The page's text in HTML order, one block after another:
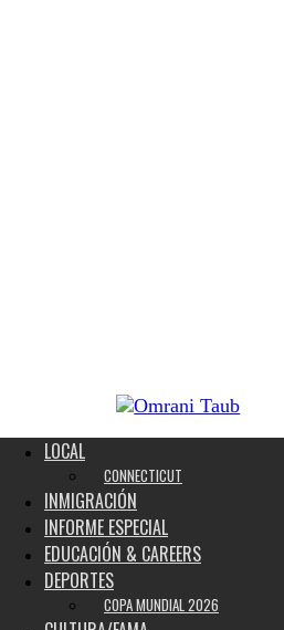
LOCAL
CONNECTICUT
INMIGRACIÓN
INFORME ESPECIAL
EDUCACIÓN & CAREERS
DEPORTES
COPA MUNDIAL 2026